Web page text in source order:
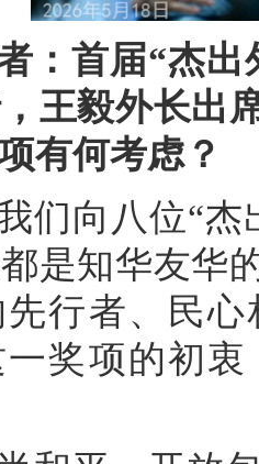
：首届“杰
王毅外长出
有何考虑？
们向八位“
是知华友华
行者、民
奖项的初